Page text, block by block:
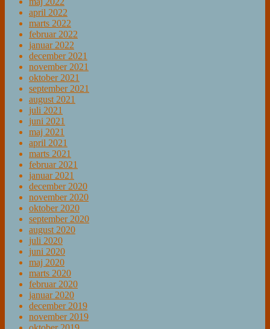
april 2022
marts 2022
februar 2022
januar 2022
december 2021
november 2021
oktober 2021
september 2021
august 2021
juli 2021
juni 2021
maj 2021
april 2021
marts 2021
februar 2021
januar 2021
december 2020
november 2020
oktober 2020
september 2020
august 2020
juli 2020
juni 2020
maj 2020
marts 2020
februar 2020
januar 2020
december 2019
november 2019